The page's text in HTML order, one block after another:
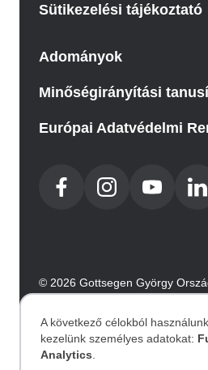
Sütikezelési tájékoztató
Adományok
Minőségirányítási
Európai Adatvédelmi
© 2026 Gottsegen György
Intézet. Minden jog fenntartva.
Személyes
A következő célokból
kezelünk személyes adatokat:
Analytics